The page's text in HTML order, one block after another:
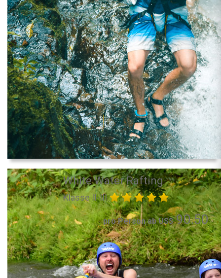
White Water Rafting
Klasse II-III
pro Person ab US$90.50